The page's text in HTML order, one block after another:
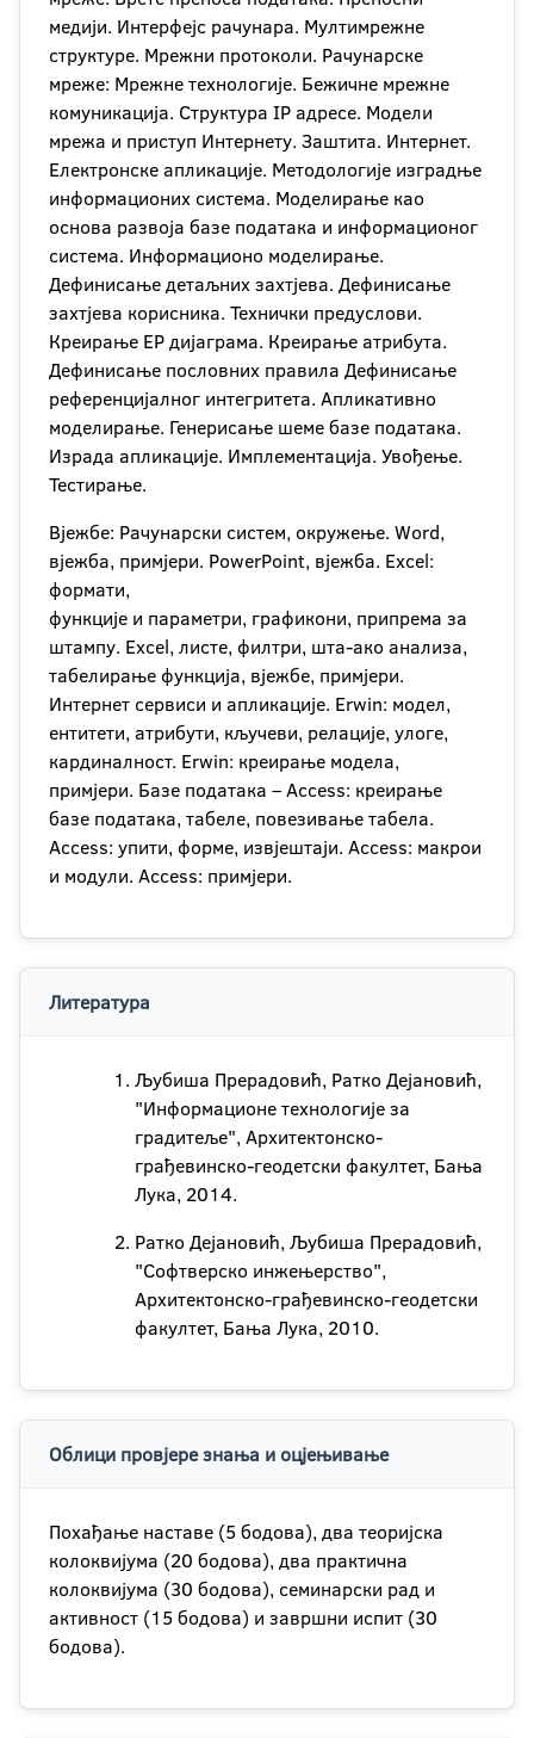
медији. Интерфејс рачунара. Мултимрежне
структуре. Мрежни протоколи. Рачунарске
мреже: Мрежне технологије. Бежичне мрежне
комуникација. Структура IP адресе. Модели
мрежа и приступ Интернету. Заштита. Интернет.
Електронске апликације. Методологије изградње
информационих система. Моделирање као
основа развоја базе података и информационог
система. Информационо моделирање.
Дефинисање детаљних захтјева. Дефинисање
захтјева корисника. Технички предуслови.
Креирање ЕР дијаграма. Креирање атрибута.
Дефинисање пословних правила Дефинисање
референцијалног интегритета. Апликативно
моделирање. Генерисање шеме базе података.
Израда апликације. Имплементација. Увођење.
Тестирање.
Вјежбе: Рачунарски систем, окружење. Word,
вјежба, примјери. PowerPoint, вјежба. Excel:
формати,
функције и параметри, графикони, припрема за
штампу. Excel, листе, филтри, шта-ако анализа,
табелирање функција, вјежбе, примјери.
Интернет сервиси и апликације. Erwin: модел,
ентитети, атрибути, кључеви, релације, улоге,
кардиналност. Erwin: креирање модела,
примјери. Базе података – Access: креирање
базе података, табеле, повезивање табела.
Access: упити, форме, извјештаји. Access: макрои
и модули. Access: примјери.
Литература
Љубиша Прерадовић, Ратко Дејановић,
"Информационе технологије за
градитеље", Архитектонско-
грађевинско-геодетски факултет, Бања
Лука, 2014.
Ратко Дејановић, Љубиша Прерадовић,
"Софтверско инжењерство",
Архитектонско-грађевинско-геодетски
факултет, Бања Лука, 2010.
Облици провјере знања и оцјењивање
Похађање наставе (5 бодова), два теоријска
колоквијума (20 бодова), два практична
колоквијума (30 бодова), семинарски рад и
активност (15 бодова) и завршни испит (30
бодова).